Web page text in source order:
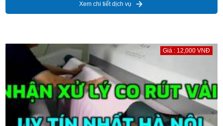
Xem chi tiết dịch vụ
Giá : 12,000 VNĐ